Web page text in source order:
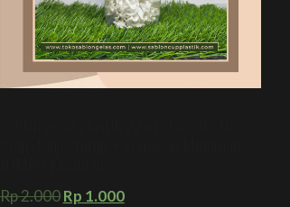
Rp2.000 Rp 1.000